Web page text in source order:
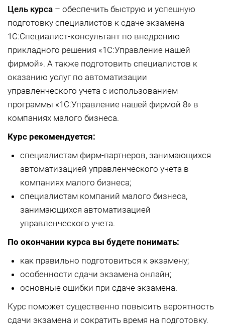
Цель курса – обеспечить быструю и успешную
подготовку специалистов к сдаче экзамена
1С:Специалист-консультант по внедрению
прикладного решения «1С:Управление нашей
фирмой». А также подготовить специалистов к
оказанию услуг по автоматизации
управленческого учета с использованием
программы «1С:Управление нашей фирмой 8» в
компаниях малого бизнеса.
Курс рекомендуется:
специалистам фирм-партнеров, занимающихся
автоматизацией управленческого учета в
компаниях малого бизнеса;
специалистам компаний малого бизнеса,
занимающихся автоматизацией
управленческого учета.
По окончании курса вы будете понимать:
как правильно подготовиться к экзамену;
особенности сдачи экзамена онлайн;
основные ошибки при сдаче экзамена.
Курс поможет существенно повысить вероятность
сдачи экзамена и сократить время на подготовку.